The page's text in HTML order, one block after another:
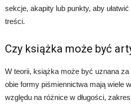
sekcje, akapity lub punkty, aby
treści.
Czy książka może być
W teorii, książka może być uznana za
obie formy piśmiennictwa mają wiele
względu na różnice w długości,